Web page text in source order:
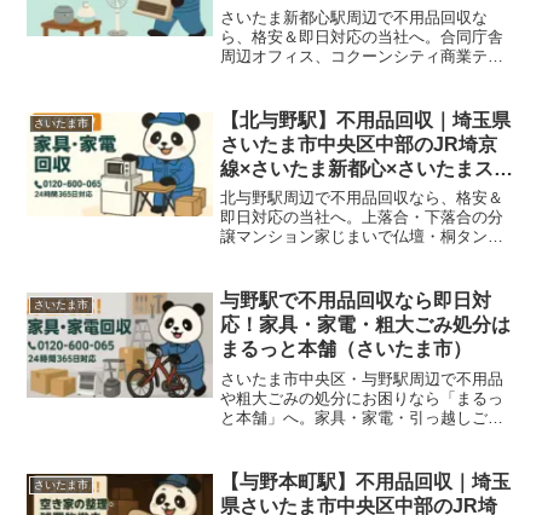
ごみを即日対応＆格安処分
さいたま新都心駅周辺で不用品回収な
ら、格安＆即日対応の当社へ。合同庁舎
周辺オフィス、コクーンシティ商業テナ
す！
さいたま市
【北与野駅】不用品回収｜埼玉県
さいたま市中央区中部のJR埼京
線×さいたま新都心×さいたまスー
パーアリーナ近接で家具家電・粗
大ごみを即日対応＆格安処分
北与野駅周辺で不用品回収なら、格安＆
即日対応の当社へ。上落合・下落合の分
譲マンション家じまいで仏壇・桐タン
ーンシティ商業施設店舗閉店・JR埼京線
沿線事業所の代替わりで家具・家電・店
舗什器・粗大ごみをまるっと回収いたし
ます！
さいたま市
与野駅で不用品回収なら即日対
応！家具・家電・粗大ごみ処分は
まるっと本舗（さいたま市）
さいたま市中央区・与野駅周辺で不用品
や粗大ごみの処分にお困りなら「まるっ
と本舗」へ。家具・家電・引っ越しご
さいたま市
【与野本町駅】不用品回収｜埼玉
県さいたま市中央区中部のJR埼